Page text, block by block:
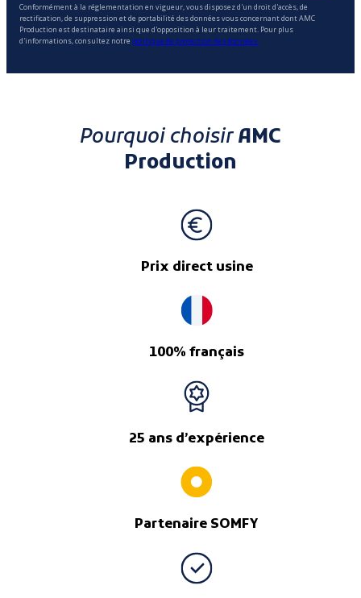
Conformément à la réglementation en vigueur, vous disposez d'un droit d'accès, de
rectification, de suppression et de portabilité des données vous concernant dont AMC
Production est destinataire ainsi que d'opposition à leur traitement. Pour plus
d'informations, consultez notre politique de protection des données.
Pourquoi choisirAMC
Production
Prix direct usine
100% français
25 ans d’expérience
Partenaire SOMFY